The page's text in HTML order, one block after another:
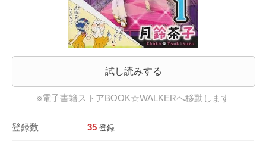
試し読みする
※電子書籍ストアBOOK☆WALKERへ移動します
登録数 35 登録